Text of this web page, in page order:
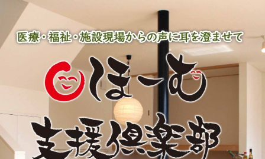
を